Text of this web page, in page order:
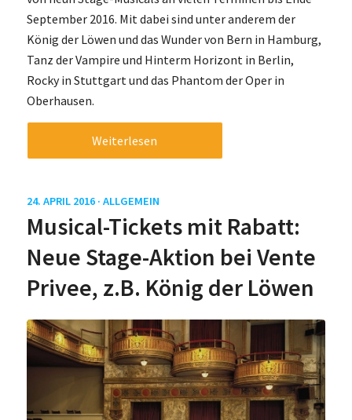
September 2016. Mit dabei sind unter anderem der
König der Löwen und das Wunder von Bern in Hamburg,
Tanz der Vampire und Hinterm Horizont in Berlin,
Rocky in Stuttgart und das Phantom der Oper in
Oberhausen.
Weiterlesen
24. APRIL 2016 · ALLGEMEIN
Musical-Tickets mit Rabatt:
Neue Stage-Aktion bei Vente
Privee, z.B. König der Löwen